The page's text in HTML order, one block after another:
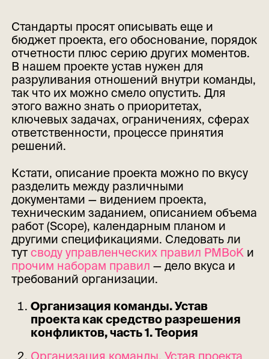
Стандарты просят описывать еще и
бюджет проекта, его обоснование, порядок
отчетности плюс серию других моментов.
В нашем проекте устав нужен для
разруливания отношений внутри команды,
так что их можно смело опустить. Для
этого важно знать о приоритетах,
ключевых задачах, ограничениях, сферах
ответственности, процессе принятия
решений.
Кстати, описание проекта можно по вкусу
разделить между различными
документами — видением проекта,
техническим заданием, описанием объема
работ (Scope), календарным планом и
другими спецификациями. Следовать ли
тутсводу управленческих правил PMBoK и
прочим наборам правил — дело вкуса и
требований организации.
Организация команды. Устав
проекта как средство разрешения
конфликтов, часть 1. Теория
Организация команды. Устав проекта